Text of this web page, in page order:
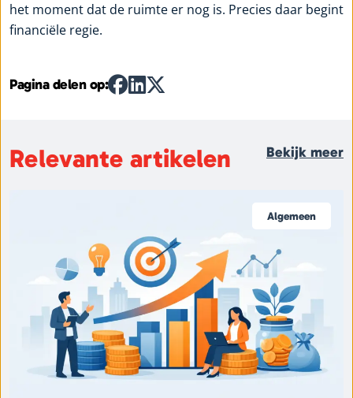
het moment dat de ruimte er nog is. Precies daar begint
financiële regie.
Pagina delen op:
Relevante artikelen Bekijk meer
Algemeen